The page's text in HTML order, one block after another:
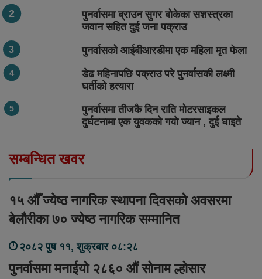
पुनर्वासमा ब्राउन सुगर बोकेका सशस्त्रका
जवान सहित दुई जना पक्राउ
पुनर्वासको आईबीआरडीमा एक महिला मृत फेला
डेढ महिनापछि पक्राउ परे पुनर्वासकी लक्ष्मी
घर्तीको हत्यारा
पुनर्वासमा तीजकै दिन राति मोटरसाइकल
दुर्घटनामा एक युवकको गयो ज्यान , दुई घाइते
सम्बन्धित खवर
१५ औँ ज्येष्ठ नागरिक स्थापना दिवसको अवसरमा
बेलौरीका ७० ज्येष्ठ नागरिक सम्मानित
२०८२ पुष ११, शुक्रबार ०८:२८
पुनर्वासमा मनाईयो २८६० औं सोनाम ल्होसार